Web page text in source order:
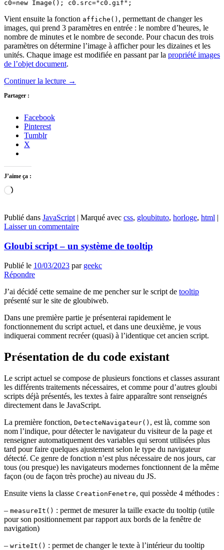
Vient ensuite la fonction affiche() , permettant de changer les
images, qui prend 3 paramètres en entrée : le nombre d’heures, le
nombre de minutes et le nombre de seconde. Pour chacun des trois
paramètres on détermine l’image à afficher pour les dizaines et les
unités. Chaque image est modifiée en passant par la propriété images
de l’objet document.
Continuer la lecture →
Partager :
Facebook
Pinterest
Tumblr
X
J’aime ça :
Chargement…
Publié dans JavaScript | Marqué avec css, gloubituto, horloge, html |
Laisser un commentaire
Gloubi script – un système de tooltip
Publié le 10/03/2023 par geekc
Répondre
J’ai décidé cette semaine de me pencher sur le script de tooltip
présenté sur le site de gloubiweb.
Dans une première partie je présenterai rapidement le
fonctionnement du script actuel, et dans une deuxième, je vous
indiquerai comment recréer (quasi) à l’identique cet ancien script.
Présentation de du code existant
Le script actuel se compose de plusieurs fonctions et classes assurant
les différents traitements nécessaires, et comme pour d’autres gloubi
scripts déjà présentés, les textes à faire apparaître sont renseignés
directement dans le JavaScript.
La première fonction, DetecteNavigateur() , est là, comme son
nom l’indique, pour détecter le navigateur du visiteur de la page et
renseigner automatiquement des variables qui seront utilisées plus
tard pour faire quelques ajustement selon le type du navigateur
détecté. Ce genre de fonction n’est plus nécessaire de nos jours, car
tous (ou presque) les navigateurs modernes fonctionnent de la même
façon (ou de façon très proche) au niveau du JS.
Ensuite viens la classe CreationFenetre, qui possède 4 méthodes :
– measureIt() : permet de mesurer la taille exacte du tooltip (utile
pour son positionnement par rapport aux bords de la fenêtre de
navigation)
– writeIt() : permet de changer le texte à l’intérieur du tooltip